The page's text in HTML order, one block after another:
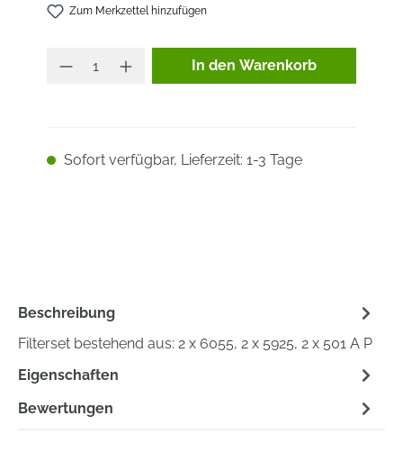
Zum Merkzettel hinzufügen
Produkt Anzahl: Gib den
In den Warenkorb
Sofort verfügbar, Lieferzeit: 1-3 Tage
Beschreibung
Filterset bestehend aus: 2 x 6055, 2 x 5925, 2 x 501 A P
Eigenschaften
Bewertungen